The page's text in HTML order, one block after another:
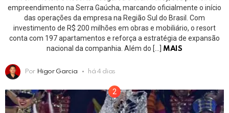
empreendimento na Serra Gaúcha, marcando oficialmente o início
das operações da empresa na Região Sul do Brasil. Com
investimento de R$ 200 milhões em obras e mobiliário, o resort
conta com 197 apartamentos e reforça a estratégia de expansão
nacional da companhia. Além do […]
MAIS
Por Higor Garcia há 4 dias